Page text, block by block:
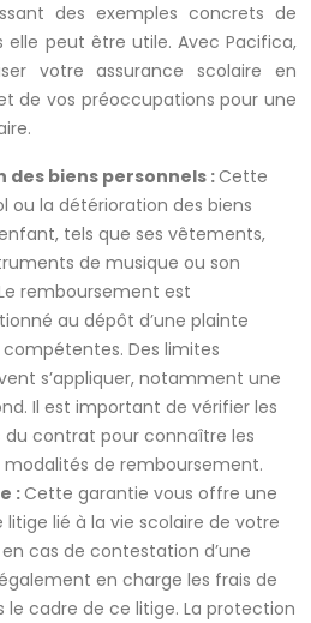
des exemples concrets de
elle peut être utile. Avec Pacifica,
votre assurance scolaire en
de vos préoccupations pour une
biens personnels :Cette
ou la détérioration des biens
tels que ses vêtements,
de musique ou son
remboursement est
au dépôt d’une plainte
Des limites
s’appliquer, notamment une
Il est important de vérifier les
du contrat pour connaître les
de remboursement.
:Cette garantie vous offre une
lié à la vie scolaire de votre
cas de contestation d’une
en charge les frais de
le cadre de ce litige. La protection